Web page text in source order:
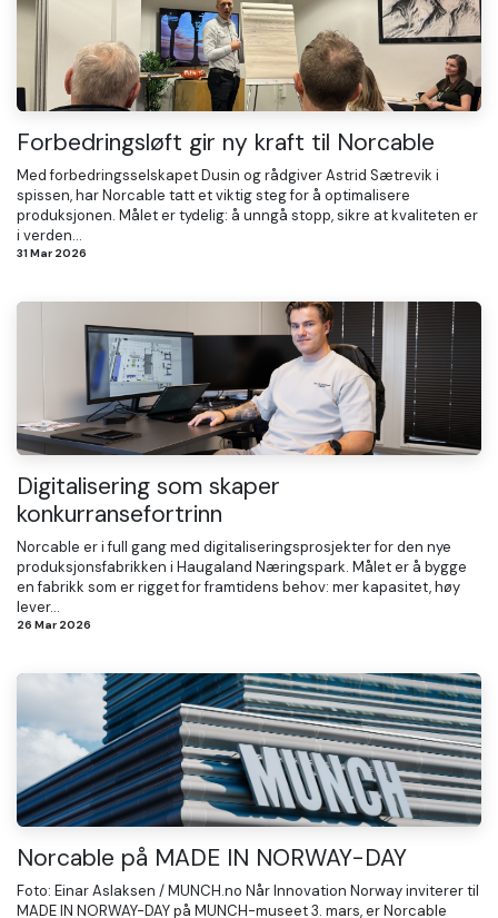
Forbedringsløft gir ny kraft til Norcable
Med forbedringsselskapet Dusin og rådgiver Astrid Sætrevik i
spissen, har Norcable tatt et viktig steg for å optimalisere
produksjonen. Målet er tydelig: å unngå stopp, sikre at kvaliteten er
i verden...
31 Mar 2026
Digitalisering som skaper
konkurransefortrinn
Norcable er i full gang med digitaliseringsprosjekter for den nye
produksjonsfabrikken i Haugaland Næringspark. Målet er å bygge
en fabrikk som er rigget for framtidens behov: mer kapasitet, høy
lever...
26 Mar 2026
Norcable på MADE IN NORWAY-DAY
Foto: Einar Aslaksen / MUNCH.no Når Innovation Norway inviterer til
MADE IN NORWAY-DAY på MUNCH-museet 3. mars, er Norcable